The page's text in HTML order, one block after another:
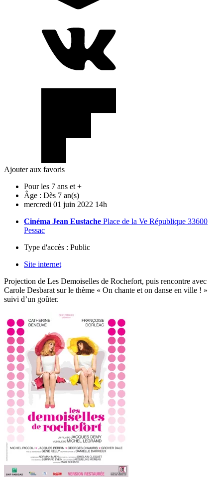
Ajouter aux favoris
Pour les 7 ans et +
Âge : Dès 7 an(s)
mercredi 01 juin 2022 14h
Cinéma Jean Eustache Place de la Ve République 33600
Pessac
Type d'accès : Public
Site internet
Projection de Les Demoiselles de Rochefort, puis rencontre avec
Carole Desbarat sur le thème « On chante et on danse en ville ! »
suivi d’un goûter.